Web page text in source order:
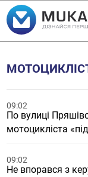
09:02
По вулиці
мотоцикліста
09:02
Не впорався з